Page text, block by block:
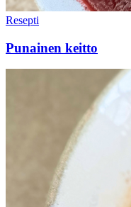
Resepti
Punainen keitto